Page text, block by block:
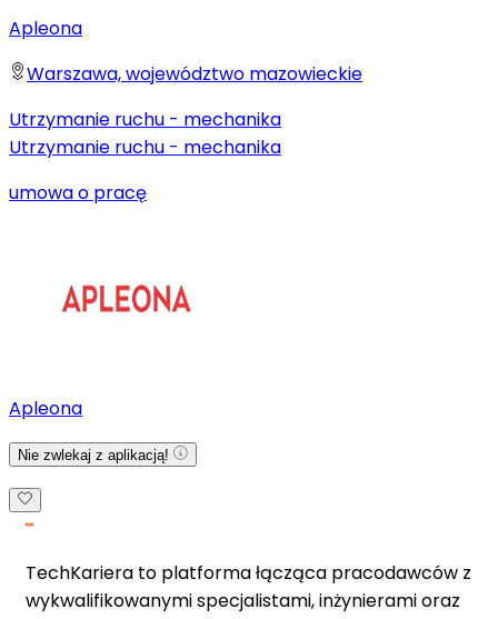
Apleona
Warszawa, województwo mazowieckie
Utrzymanie ruchu - mechanika
Utrzymanie ruchu - mechanika
umowa o pracę
Apleona
Nie zwlekaj z aplikacją!
TechKariera to platforma łącząca pracodawców z
wykwalifikowanymi specjalistami, inżynierami oraz